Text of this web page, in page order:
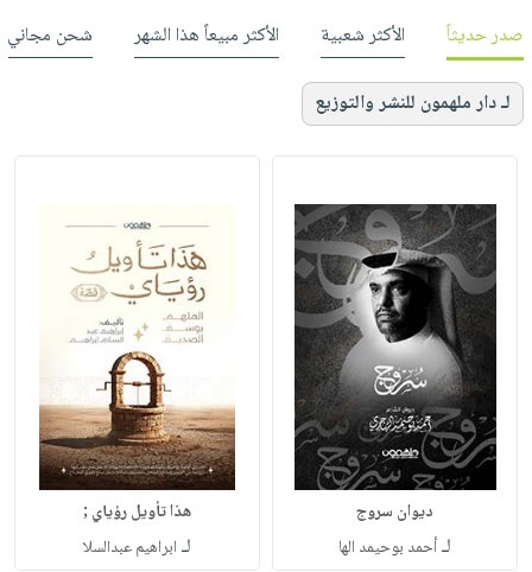
صدر حديثاً الأكثر شعبية الأكثر مبيعاً هذا الشهر شحن مجاني
لـ دار ملهمون للنشر والتوزيع
ديوان سروج
لـأحمد بوحيمد الها
هذا تأويل رؤياي ;
لـ ابراهيم عبدالسلا